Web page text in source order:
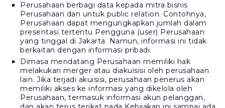
Perusahaan berbagi data kepada mitra bisnis
Perusahaan dan untuk public relation. Contohnya,
Perusahaan dapat mengungkapkan jumlah dalam
presentasi tertentu Pengguna (user) Perusahaan
yang tinggal di Jakarta. Namun, informasi ini tidak
berkaitan dengan informasi pribadi.
Dimasa mendatang Perusahaan memiliki hak
melakukan merger atau diakuisisi oleh perusahaan
lain. Jika terjadi akuisisi, perusahaan penerus akan
memiliki akses ke informasi yang dikelola oleh
Perusahaan, termasuk informasi akun pelanggan,